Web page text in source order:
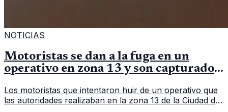
NOTICIAS
Motoristas se dan a la fuga en un
operativo en zona 13 y son capturados
Los motoristas que intentaron huir de un operativo que
las autoridades realizaban en la zona 13 de la Ciudad de